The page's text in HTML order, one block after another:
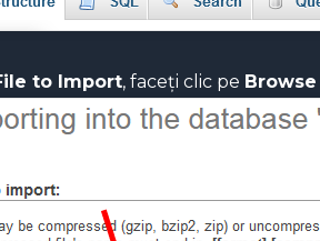
to Import, faceți clic pe Browse